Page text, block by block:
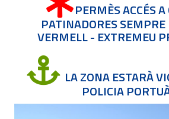
PERMÈS ACCÉS
PATINADORES
VERMELL - EXTREMEU
LA ZONA ESTARÀ
POLICIA